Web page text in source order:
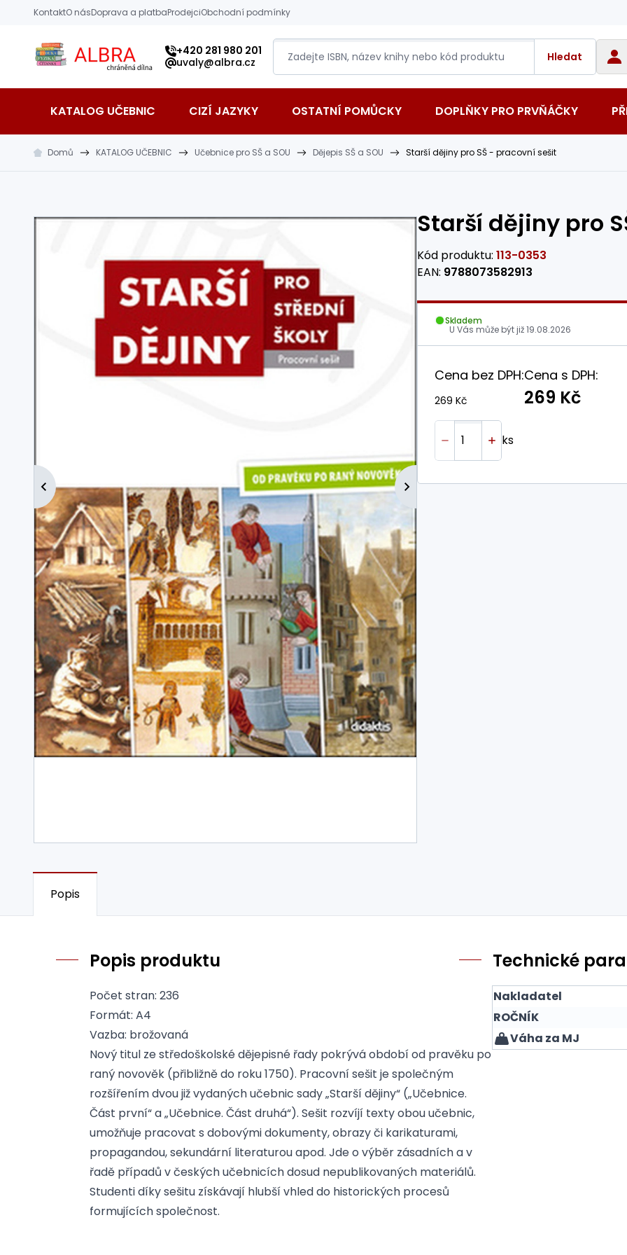
Přeskočit na hlavní obsah
KontaktO násDoprava a platbaProdejciObchodní podmínky
Albra s.r.o.
+420 281 980 201
uvaly@albra.cz
Hledat
KATALOG UČEBNIC CIZÍ JAZYKY OSTATNÍ POMŮCKY DOPLŇKY PRO PRVŇÁČKY
Domů KATALOG UČEBNIC Učebnice pro SŠ a SOU Dějepis SŠ a SOU Starší dějiny pro SŠ - pracovní sešit
Starší dějiny pro
Kód produktu: 113-0353
EAN: 9788073582913
Skladem
U Vás může být již19.08.2026
Cena bez DPH:
269 Kč
Cena s DPH:
269 Kč
ks
Popis
Popis produktu
Počet stran: 236
Formát: A4
Vazba: brožovaná
Nový titul ze středoškolské dějepisné řady pokrývá období od pravěku po
raný novověk (přibližně do roku 1750). Pracovní sešit je společným
rozšířením dvou již vydaných učebnic sady „Starší dějiny“ („Učebnice.
Část první“ a „Učebnice. Část druhá“). Sešit rozvíjí texty obou učebnic,
umožňuje pracovat s dobovými dokumenty, obrazy či karikaturami,
propagandou, sekundární literaturou apod. Jde o výběr zásadních a v
řadě případů v českých učebnicích dosud nepublikovaných materiálů.
Studenti díky sešitu získávají hlubší vhled do historických procesů
formujících společnost.
Technické
Nakladatel
ROČNÍK
Váha za MJ